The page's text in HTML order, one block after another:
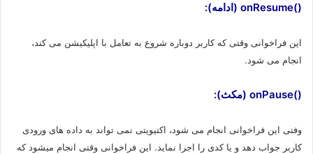
()onResume (ادامه):
این فراخوانی وقتی که کاربر دوباره شروع به تعامل با اپلیکیشن می کند،
انجام می شود.
()onPause (مکث):
وفتی این فراخوانی انجام می شود، اکتیویتی نمی تواند به داده های ورودی
کاربر جواب دهد و یا کدی را اجرا نماید. این فراخوانی وقتی انجام میشود که